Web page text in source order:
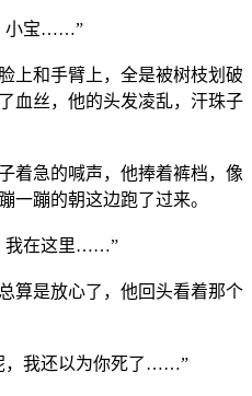
小宝……”
上和手臂上，全是被树枝划破
血丝，他的头发凌乱，汗珠子
着急的喊声，他捧着裤档，像
一蹦的朝这边跑了过来。
我在这里……”
算是放心了，他回头看着那个
，我还以为你死了……”